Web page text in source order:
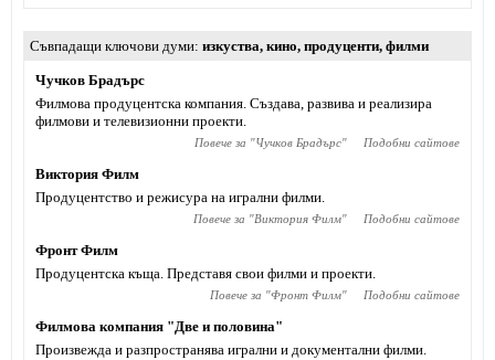
Съвпадащи ключови думи изкуства, кино, продуценти, филми
Чучков Брадърс
Филмова продуцентска компания. Създава, развива и реализира
филмови и телевизионни проекти.
Повече за "Чучков Брадърс" Подобни сайтове
Виктория Филм
Продуцентство и режисура на игрални филми.
Повече за "Виктория Филм" Подобни сайтове
Фронт Филм
Продуцентска къща. Представя свои филми и проекти.
Повече за "Фронт Филм" Подобни сайтове
Филмова компания "Две и половина"
Произвежда и разпространява игрални и документални филми.